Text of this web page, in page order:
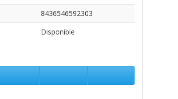
8436546592303
Disponible